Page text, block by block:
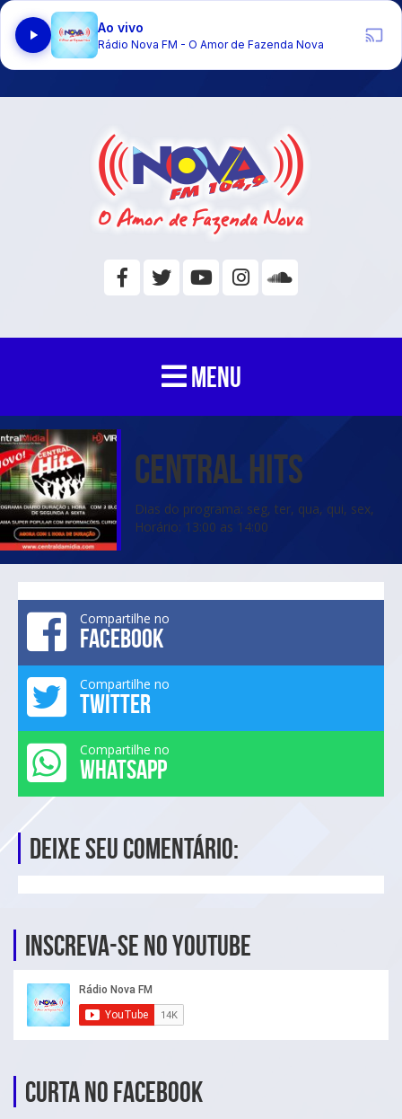
Ao vivo
Rádio Nova FM - O Amor de Fazenda Nova
MENU
Central Hits
Dias do programa: seg, ter, qua, qui, sex,
Horário: 13:00 as 14:00
Compartilhe no
FACEBOOK
Compartilhe no
TWITTER
Compartilhe no
WHATSAPP
Deixe seu comentário:
Inscreva-se no YouTube
Curta no Facebook